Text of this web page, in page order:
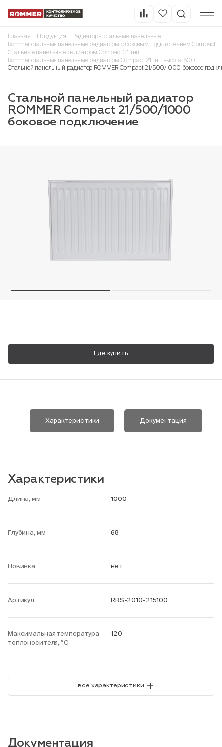
Главная Продукция
Радиаторы стальные панельные
Rommer стальные панельные радиаторы с боковым подключением Compact
Стальные панельные радиаторы Compact 21 тип
Rommer стальные панельные радиаторы Compact 21 тип высота 500
Стальной панельный радиатор ROMMER Compact 21/500/1000 боковое
Стальной панельный радиатор
ROMMER Compact 21/500/1000
боковое подключение
Где купить
Характеристики Документация
Характеристики
Длина, мм 1000
Глубина, мм 68
Новинка нет
Артикул RRS-2010-215100
Максимальная температура
теплоносителя, °С
120
все характеристики +
Документация